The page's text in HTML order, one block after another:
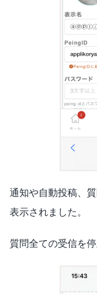
通知や自動投稿、
表示されました。
質問全ての受信を